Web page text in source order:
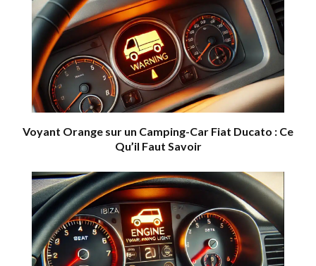
Voyant Orange sur un Camping-Car Fiat Ducato : Ce
Qu’il Faut Savoir